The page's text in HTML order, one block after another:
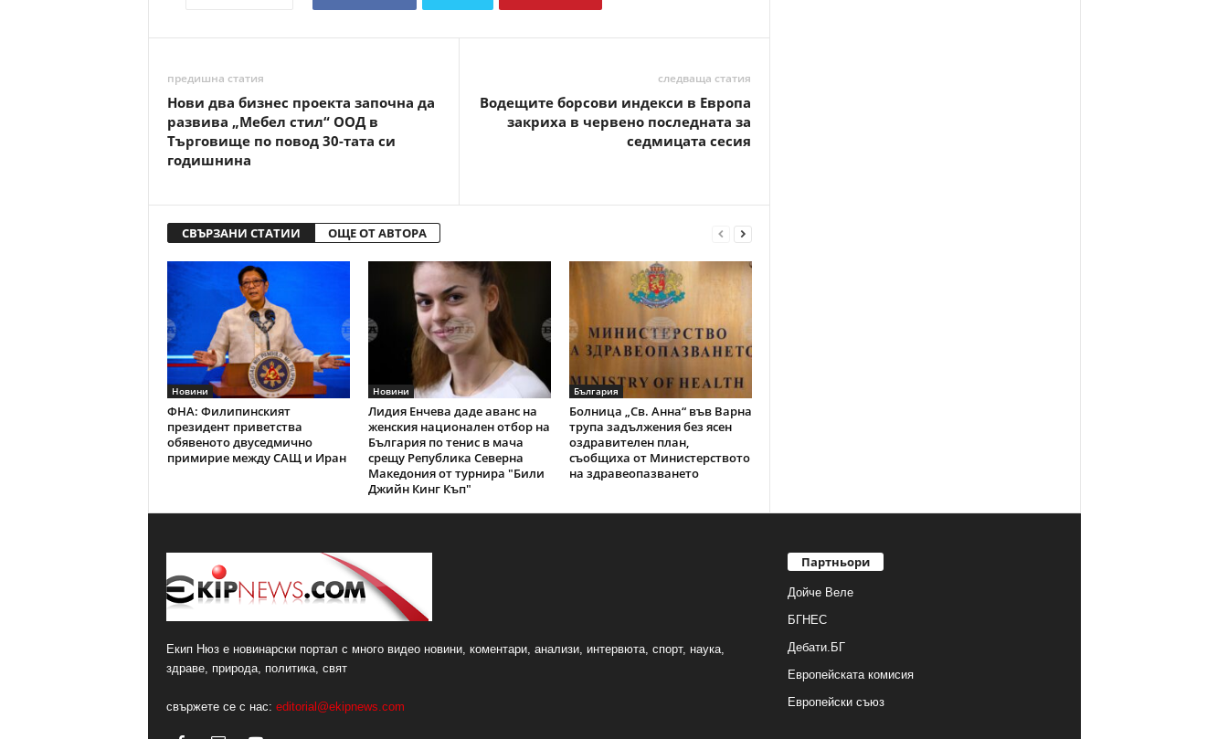
предишна статия
Нови два бизнес проекта започна да
развива „Мебел стил“ ООД в
Търговище по повод 30-тата си
годишнина
следваща статия
Водещите борсови индекси в Европа
закриха в червено последната за
седмицата сесия
СВЪРЗАНИ СТАТИИ ОЩЕ ОТ АВТОРА
Новини
ФНА: Филипинският
президент приветства
обявеното двуседмично
примирие между САЩ и Иран
Новини
Лидия Енчева даде аванс на
женския национален отбор на
България по тенис в мача
срещу Република Северна
Македония от турнира "Били
Джийн Кинг Къп"
България
Болница „Св. Анна“ във Варна
трупа задължения без ясен
оздравителен план,
съобщиха от Министерството
на здравеопазването
Екип Нюз е новинарски портал с много видео новини, коментари, анализи, интервюта, спорт, наука,
здраве, природа, политика, свят
свържете се с нас: editorial@ekipnews.com
Партньори
Дойче Веле
БГНЕС
Дебати.БГ
Европейската комисия
Европейски съюз